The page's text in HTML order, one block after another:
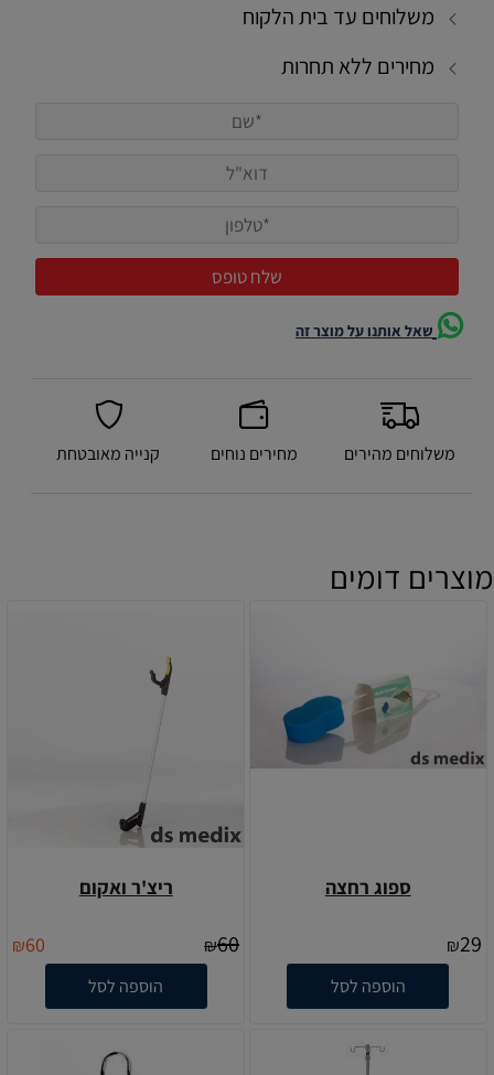
משלוחים עד בית הלקוח
מחירים ללא תחרות
שאל אותנו על מוצר זה
משלוחים מהירים מחירים נוחים קנייה מאובטחת
מוצרים דומים
ספוג רחצה
₪29
הוספה לסל
ריצ'ר ואקום
₪60
₪60
הוספה לסל